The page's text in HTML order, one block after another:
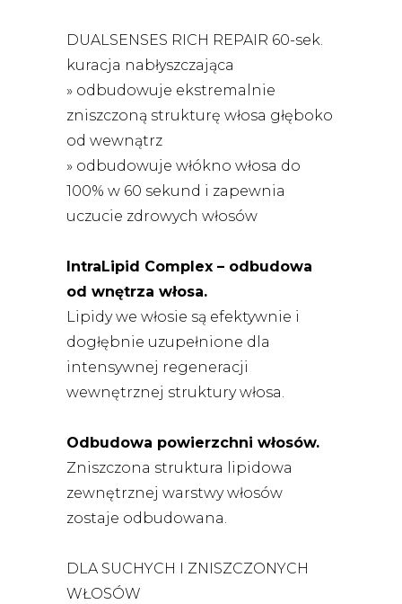
DUALSENSES RICH REPAIR 60-sek.
kuracja nabłyszczająca
» odbudowuje ekstremalnie
zniszczoną strukturę włosa głęboko
od wewnątrz
» odbudowuje włókno włosa do
100% w 60 sekund i zapewnia
uczucie zdrowych włosów
IntraLipid Complex – odbudowa
od wnętrza włosa.
Lipidy we włosie są efektywnie i
dogłębnie uzupełnione dla
intensywnej regeneracji
wewnętrznej struktury włosa.
Odbudowa powierzchni włosów.
Zniszczona struktura lipidowa
zewnętrznej warstwy włosów
zostaje odbudowana.
DLA SUCHYCH I ZNISZCZONYCH
WŁOSÓW